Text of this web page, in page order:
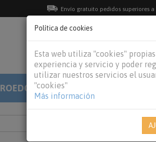
Envío gratuito pedidos superiores a
ROEDORES REPTILES
Política de cookies
Esta web utiliza "cookies"
experiencia y servicio y poder
utilizar nuestros servicios el
"cookies"
Más información